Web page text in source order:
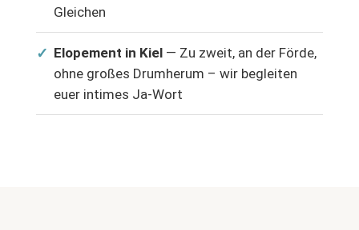
Gleichen
✓ Elopement in Kiel— Zu zweit, an der Förde,
ohne großes Drum­herum – wir begleiten
euer intimes Ja-Wort